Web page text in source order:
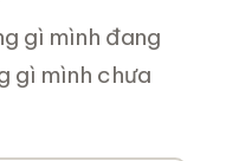
gì mình đang
gì mình chưa